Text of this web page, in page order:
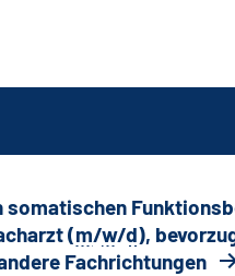
somatischen
(m/w/d),
Fachrichtungen